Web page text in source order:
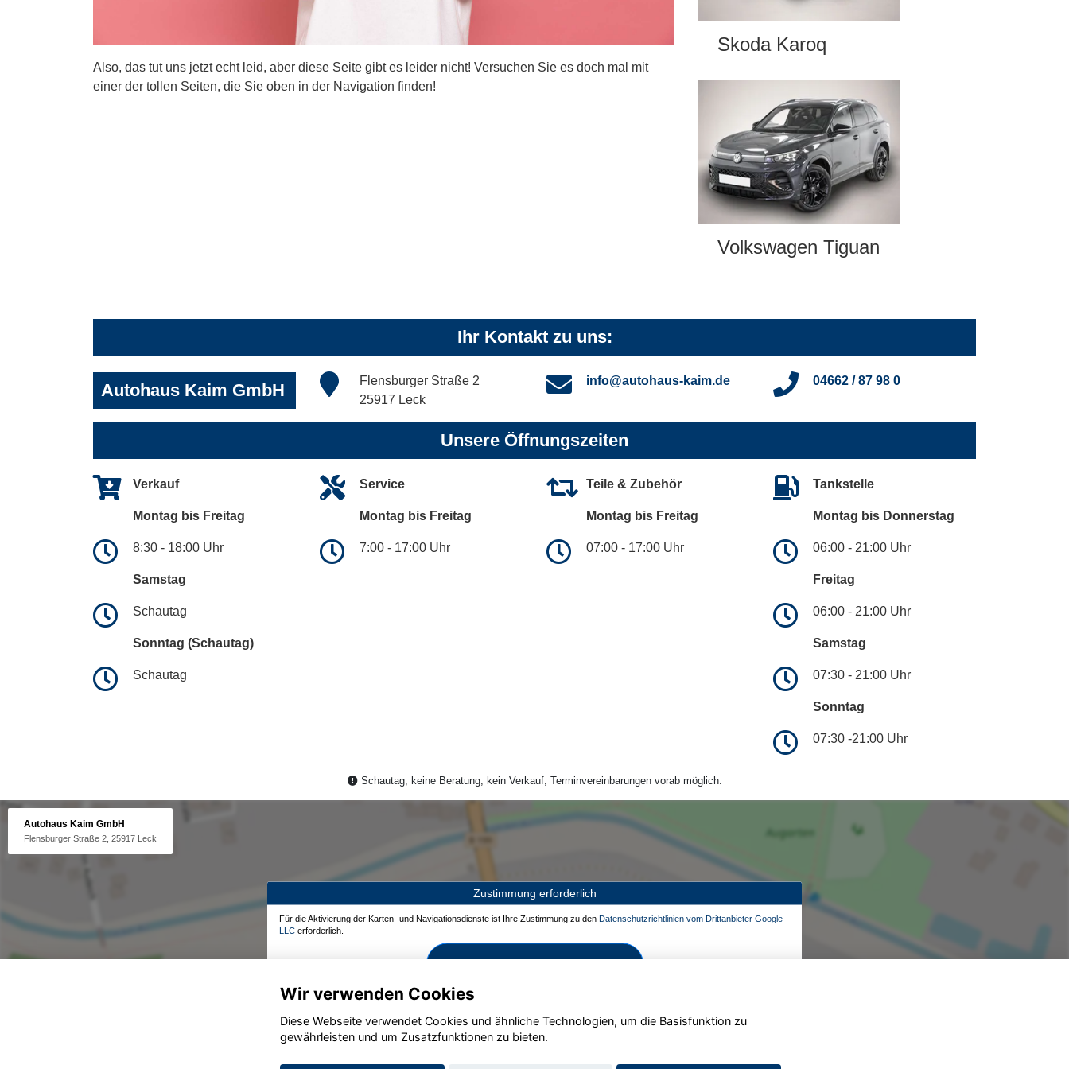
Also, das tut uns jetzt echt leid, aber diese Seite gibt es leider nicht! Versuchen Sie es doch mal mit
einer der tollen Seiten, die Sie oben in der Navigation finden!
Skoda Karoq
Volkswagen Tiguan
Ihr Kontakt zu uns:
Autohaus Kaim GmbH
Flensburger Straße 2
25917 Leck
info@autohaus-kaim.de 04662 / 87 98 0
Unsere Öffnungszeiten
Verkauf
Montag bis Freitag
8:30 - 18:00 Uhr
Samstag
Schautag
Sonntag (Schautag)
Schautag
Service
Montag bis Freitag
7:00 - 17:00 Uhr
Teile & Zubehör
Montag bis Freitag
07:00 - 17:00 Uhr
Tankstelle
Montag bis Donnerstag
06:00 - 21:00 Uhr
Freitag
06:00 - 21:00 Uhr
Samstag
07:30 - 21:00 Uhr
Sonntag
07:30 -21:00 Uhr
Schautag, keine Beratung, kein Verkauf, Terminvereinbarungen vorab möglich.
Autohaus Kaim GmbH
Flensburger Straße 2, 25917 Leck
Zustimmung erforderlich
Für die Aktivierung der Karten- und Navigationsdienste ist Ihre Zustimmung zu den Datenschutzrichtlinien vom Drittanbieter Google
LLC erforderlich.
Zustimmen und aktivieren
Wir verwenden Cookies
Diese Webseite verwendet Cookies und ähnliche Technologien, um die Basisfunktion zu
gewährleisten und um Zusatzfunktionen zu bieten.